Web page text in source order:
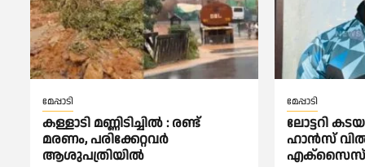
മേപ്പാടി
കള്ളാടി മണ്ണിടിച്ചില്‍ : രണ്ട്
മരണം, പരിക്കേറ്റവർ
ആശുപത്രിയിൽ
മേപ്പാടി
ലോട്ടറി
ഹാൻസ്
എക്സൈസ്